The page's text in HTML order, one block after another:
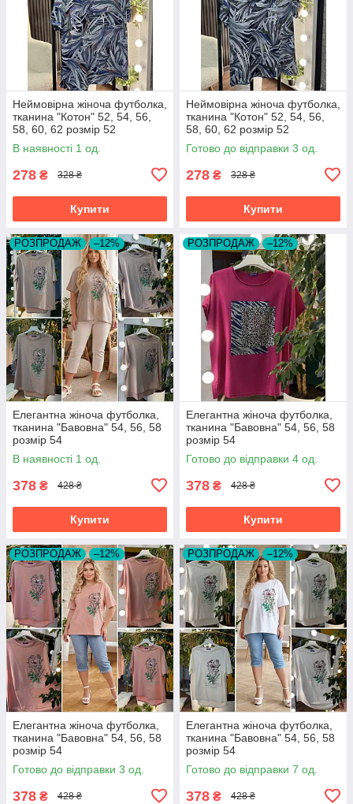
Неймовірна жіноча футболка,
тканина "Котон" 52, 54, 56,
58, 60, 62 розмір 52
В наявності 1 од.
278 ₴ 328 ₴
Купити
Неймовірна жіноча футболка,
тканина "Котон" 52, 54, 56,
58, 60, 62 розмір 52
Готово до відправки 3 од.
278 ₴ 328 ₴
Купити
РОЗПРОДАЖ –12%
Елегантна жіноча футболка,
тканина "Бавовна" 54, 56, 58
розмір 54
В наявності 1 од.
378 ₴ 428 ₴
Купити
РОЗПРОДАЖ –12%
Елегантна жіноча футболка,
тканина "Бавовна" 54, 56, 58
розмір 54
Готово до відправки 4 од.
378 ₴ 428 ₴
Купити
РОЗПРОДАЖ –12%
Елегантна жіноча футболка,
тканина "Бавовна" 54, 56, 58
розмір 54
Готово до відправки 3 од.
378 ₴ 428 ₴
РОЗПРОДАЖ –12%
Елегантна жіноча футболка,
тканина "Бавовна" 54, 56, 58
розмір 54
Готово до відправки 7 од.
378 ₴ 428 ₴